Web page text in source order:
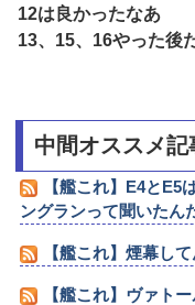
12は良かったなあ
13、15、16やった後
中間オススメ記
【艦これ】E4とE5
ングランって聞いたん
【艦これ】煙幕し
【艦これ】ヴァト